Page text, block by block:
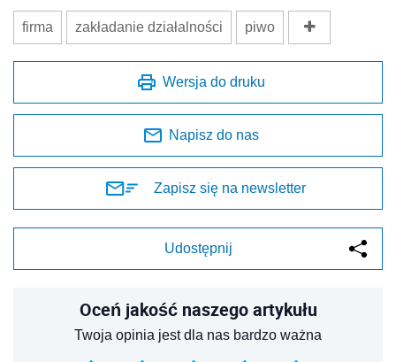
Udostępnij
Oceń jakość naszego artykułu
REKLAMA